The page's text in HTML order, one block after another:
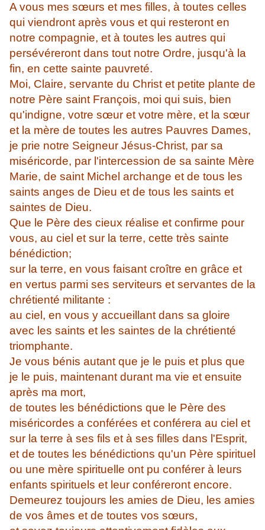
A vous mes sœurs et mes filles, à toutes celles
qui viendront après vous et qui resteront en
notre compagnie, et à toutes les autres qui
persévéreront dans tout notre Ordre, jusqu'à la
fin, en cette sainte pauvreté.
Moi, Claire, servante du Christ et petite plante de
notre Père saint François, moi qui suis, bien
qu'indigne, votre sœur et votre mère, et la sœur
et la mère de toutes les autres Pauvres Dames,
je prie notre Seigneur Jésus-Christ, par sa
miséricorde, par l'intercession de sa sainte Mère
Marie, de saint Michel archange et de tous les
saints anges de Dieu et de tous les saints et
saintes de Dieu.
Que le Père des cieux réalise et confirme pour
vous, au ciel et sur la terre, cette très sainte
bénédiction;
sur la terre, en vous faisant croître en grâce et
en vertus parmi ses serviteurs et servantes de la
chrétienté militante :
au ciel, en vous y accueillant dans sa gloire
avec les saints et les saintes de la chrétienté
triomphante.
Je vous bénis autant que je le puis et plus que
je le puis, maintenant durant ma vie et ensuite
après ma mort,
de toutes les bénédictions que le Père des
miséricordes a conférées et conférera au ciel et
sur la terre à ses fils et à ses filles dans l'Esprit,
et de toutes les bénédictions qu'un Père spirituel
ou une mère spirituelle ont pu conférer à leurs
enfants spirituels et leur conféreront encore.
Demeurez toujours les amies de Dieu, les amies
de vos âmes et de toutes vos sœurs,